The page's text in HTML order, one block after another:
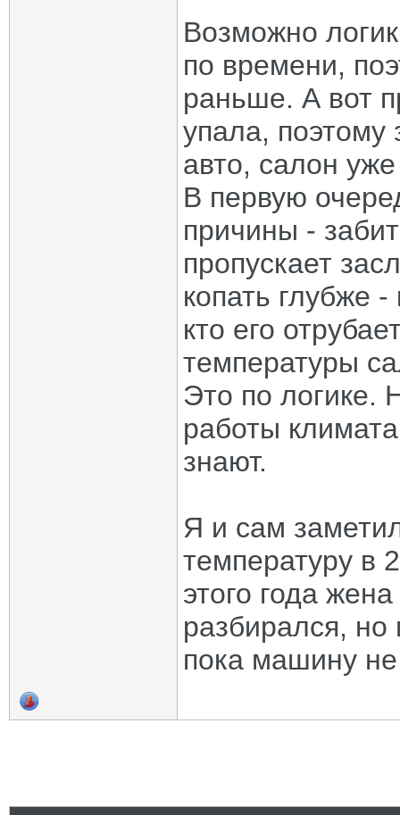
Возможно
по времени,
раньше. А вот
упала, поэтому
авто, салон
В первую
причины -
пропускает
копать глубже
кто его
температуры
Это по логике.
работы
знают.
Я и сам
температуру в
этого года
разбирался,
пока машину